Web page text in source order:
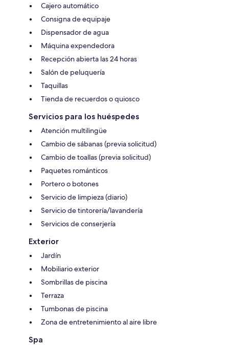
Cajero automático
Consigna de equipaje
Dispensador de agua
Máquina expendedora
Recepción abierta las 24 horas
Salón de peluquería
Taquillas
Tienda de recuerdos o quiosco
Servicios para los huéspedes
Atención multilingüe
Cambio de sábanas (previa solicitud)
Cambio de toallas (previa solicitud)
Paquetes románticos
Portero o botones
Servicio de limpieza (diario)
Servicio de tintorería/lavandería
Servicios de conserjería
Exterior
Jardín
Mobiliario exterior
Sombrillas de piscina
Terraza
Tumbonas de piscina
Zona de entretenimiento al aire libre
Spa